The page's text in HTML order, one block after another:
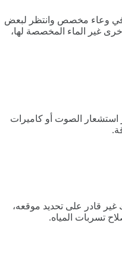
في وعاء مخصص وانتظر لبعض
غير الماء المخصصة لها،
استشعار الصوت أو كاميرات
غير قادر على تحديد موقعه،
تسربات المياه.